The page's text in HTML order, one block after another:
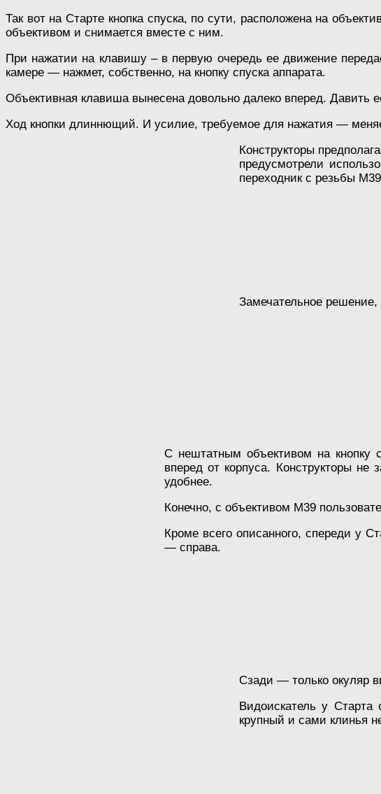
Так вот на Старте кнопка спуска, по сути, расположена на
объективом и снимается вместе с ним.
При нажатии на клавишу – в первую очередь ее движение
камере — нажмет, собственно, на кнопку спуска аппарата.
Объективная клавиша вынесена довольно далеко вперед. Давить
Ход кнопки длиннющий. И усилие, требуемое для нажатия —
Конструкторы
предусмотрели
переходник с резьбы
Замечательное
С нештатным объективом на кнопку
вперед от корпуса. Конструкторы не
удобнее.
Конечно, с объективом М39
Кроме всего описанного, спереди у
— справа.
Сзади — только окуляр
Видоискатель у
крупный и сами клинья